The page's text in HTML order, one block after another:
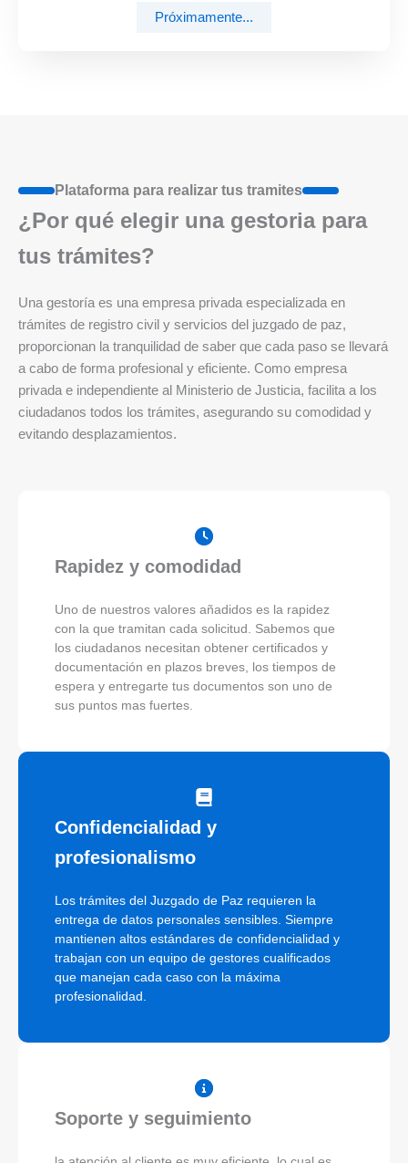
Próximamente...
Plataforma para realizar tus tramites
¿Por qué elegir una gestoria para
tus trámites?
Una gestoría es una empresa privada especializada en
trámites de registro civil y servicios del juzgado de paz,
proporcionan la tranquilidad de saber que cada paso se llevará
a cabo de forma profesional y eficiente. Como empresa
privada e independiente al Ministerio de Justicia, facilita a los
ciudadanos todos los trámites, asegurando su comodidad y
evitando desplazamientos.
Rapidez y comodidad
Uno de nuestros valores añadidos es la rapidez
con la que tramitan cada solicitud. Sabemos que
los ciudadanos necesitan obtener certificados y
documentación en plazos breves, los tiempos de
espera y entregarte tus documentos son uno de
sus puntos mas fuertes.
Confidencialidad y
profesionalismo
Los trámites del Juzgado de Paz requieren la
entrega de datos personales sensibles. Siempre
mantienen altos estándares de confidencialidad y
trabajan con un equipo de gestores cualificados
que manejan cada caso con la máxima
profesionalidad.
Soporte y seguimiento